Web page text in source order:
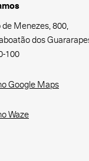
de Menezes, 800,
dos
100
Google Maps
Waze